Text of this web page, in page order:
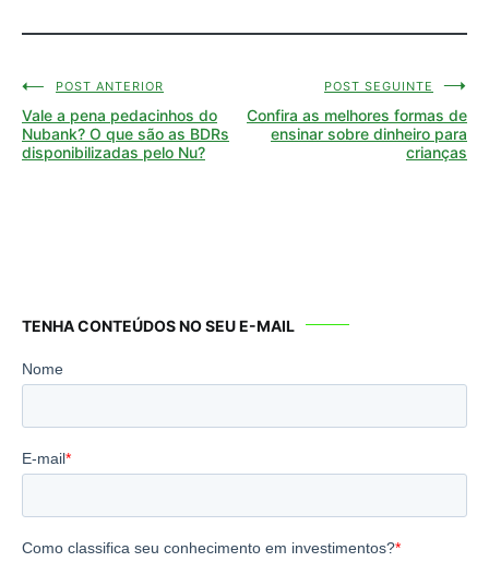
Navegação
de
POST ANTERIOR
Vale a pena pedacinhos do
Nubank? O que são as BDRs
disponibilizadas pelo Nu?
POST SEGUINTE
Confira as melhores formas de
ensinar sobre dinheiro para
crianças
TENHA CONTEÚDOS NO SEU E-MAIL